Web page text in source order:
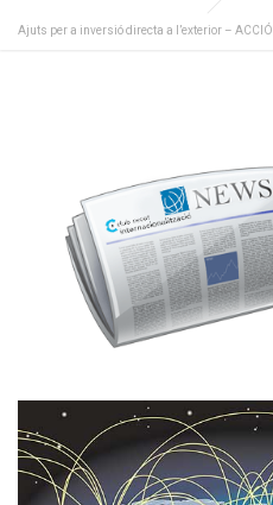
Ajuts per a inversió directa a l’exterior – ACCIÓ